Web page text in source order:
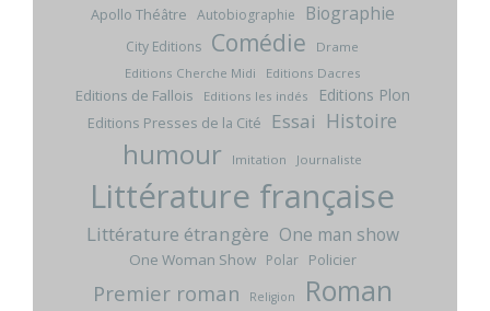
Apollo Théâtre Autobiographie Biographie
City Editions Comédie
Drame
Editions Cherche Midi
Editions Dacres
Editions de Fallois Editions les indés Editions Plon
Editions Presses de la Cité Essai Histoire
humour Imitation Journaliste
Littérature française
Littérature étrangère One man show
One Woman Show Polar Policier
Premier roman Religion Roman